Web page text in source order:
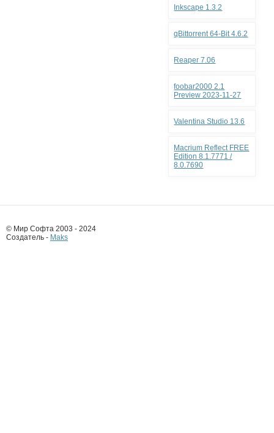
Inkscape 1.3.2
qBittorrent 64-Bit 4.6.2
Reaper 7.06
foobar2000 2.1
Preview 2023-11-27
Valentina Studio 13.6
Macrium Reflect FREE
Edition 8.1.7771 /
8.0.7690
© Мир Софта 2003 - 2024
Создатель - Maks